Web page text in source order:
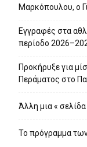
Μαρκόπουλου, ο
Εγγραφές στα
περίοδο
Προκήρυξε για
Περάματος στο
Άλλη μια «
Το πρόγραμμα